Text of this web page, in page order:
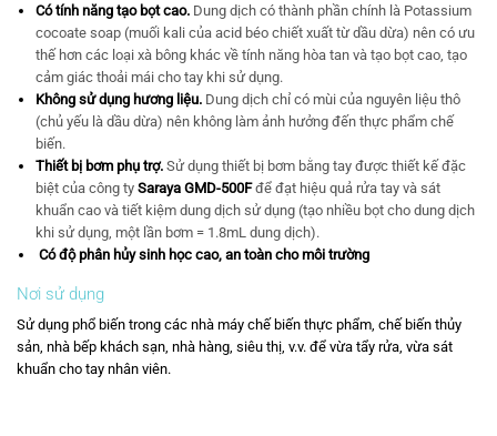
Có tính năng tạo bọt cao.Dung dịch có thành phần chính là Potassium
cocoate soap (muối kali của acid béo chiết xuất từ dầu dừa) nên có ưu
thế hơn các loại xà bông khác về tính năng hòa tan và tạo bọt cao, tạo
cảm giác thoải mái cho tay khi sử dụng.
Không sử dụng hương liệu.Dung dịch chỉ có mùi của nguyên liệu thô
(chủ yếu là dầu dừa) nên không làm ảnh hưởng đến thực phẩm chế
biến.
Thiết bị bơm phụ trợ. Sử dụng thiết bị bơm bằng tay được thiết kế đặc
biệt của công ty Saraya GMD-500Fđể đạt hiệu quả rửa tay và sát
khuẩn cao và tiết kiệm dung dịch sử dụng (tạo nhiều bọt cho dung dịch
khi sử dụng, một lần bơm = 1.8mL dung dịch).
Có độ phân hủy sinh học cao, an toàn cho môi trường
Nơi sử dụng
Sử dụng phổ biến trong các nhà máy chế biến thực phẩm, chế biến thủy
sản, nhà bếp khách sạn, nhà hàng, siêu thị, v.v. để vừa tẩy rửa, vừa sát
khuẩn cho tay nhân viên.